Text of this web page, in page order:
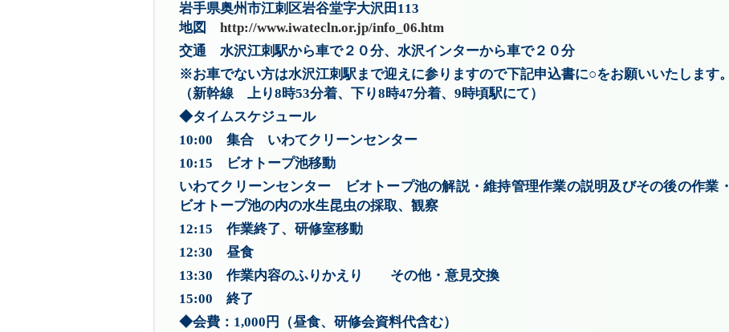
岩手県奥州市江刺区岩谷堂字大沢田113
地図 http://www.iwatecln.or.jp/info_06.htm
交通 水沢江刺駅から車で２０分、水沢インターから車で２０分
※お車でない方は水沢江刺駅まで迎えに参りますので下記申込書に○をお願いいたします。
（新幹線 上り8時53分着、下り8時47分着、9時頃駅にて）
◆タイムスケジュール
10:00 集合 いわてクリーンセンター
10:15 ビオトープ池移動
いわてクリーンセンター ビオトープ池の解説・維持管理作業の説明及びその後の作業・
ビオトープ池の内の水生昆虫の採取、観察
12:15 作業終了、研修室移動
12:30 昼食
13:30 作業内容のふりかえり その他・意見交換
15:00 終了
◆会費：1,000円（昼食、研修会資料代含む）